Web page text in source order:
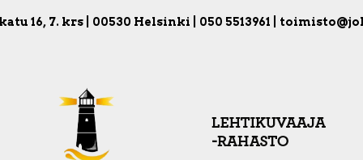
16, 7. krs | 00530 Helsinki | 050 5513961 |